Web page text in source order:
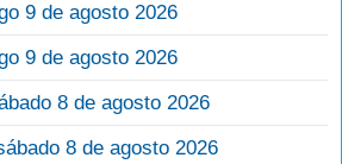
9 de agosto 2026
9 de agosto 2026
8 de agosto 2026
8 de agosto 2026